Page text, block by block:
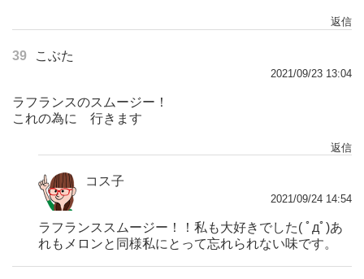
返信
39 こぶた
2021/09/23 13:04
ラフランスのスムージー！
これの為に 行きます
返信
コス子
2021/09/24 14:54
ラフランススムージー！！私も大好きでした( ﾟдﾟ)あ
れもメロンと同様私にとって忘れられない味です。